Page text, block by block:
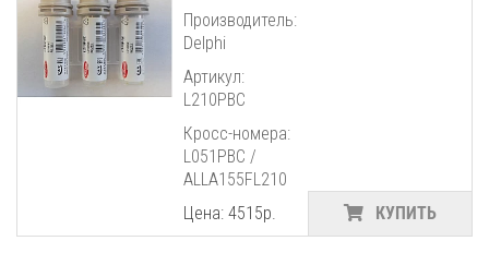
Производитель:
Delphi
Артикул:
L210PBC
Кросс-номера:
L051PBC /
ALLA155FL210
Цена: 4515р.
КУПИТЬ